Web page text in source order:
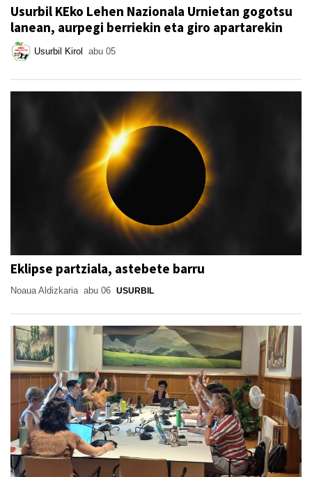
Usurbil KEko Lehen Nazionala Urnietan gogotsu
lanean, aurpegi berriekin eta giro apartarekin
Usurbil Kirol abu 05
Eklipse partziala, astebete barru
Noaua Aldizkaria abu 06 USURBIL